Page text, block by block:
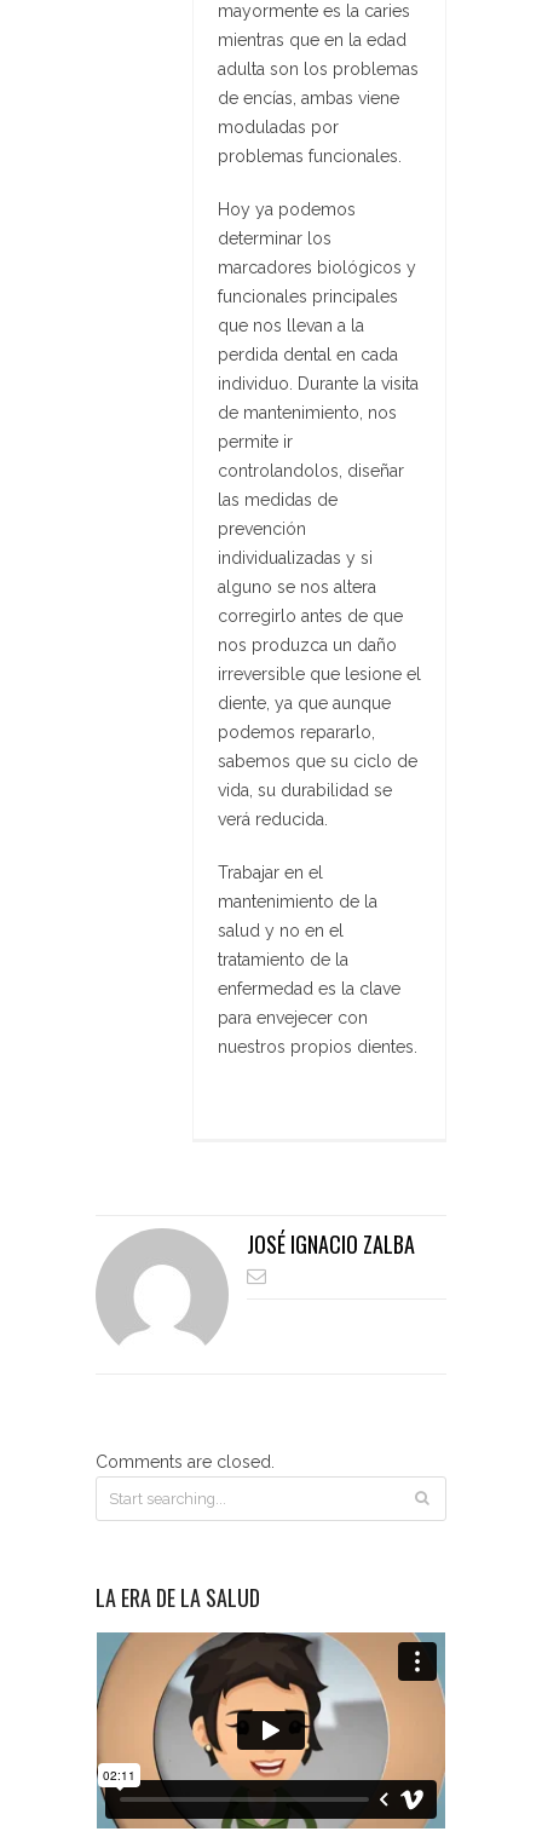
mayormente es la caries
mientras que en la edad
adulta son los problemas
de encías, ambas viene
moduladas por
problemas funcionales.
Hoy ya podemos
determinar los
marcadores biológicos y
funcionales principales
que nos llevan a la
perdida dental en cada
individuo. Durante la visita
de mantenimiento, nos
permite ir
controlandolos, diseñar
las medidas de
prevención
individualizadas y si
alguno se nos altera
corregirlo antes de que
nos produzca un daño
irreversible que lesione el
diente, ya que aunque
podemos repararlo,
sabemos que su ciclo de
vida, su durabilidad se
verá reducida.
Trabajar en el
mantenimiento de la
salud y no en el
tratamiento de la
enfermedad es la clave
para envejecer con
nuestros propios dientes.
JOSÉ IGNACIO ZALBA
Comments are closed.
LA ERA DE LA SALUD